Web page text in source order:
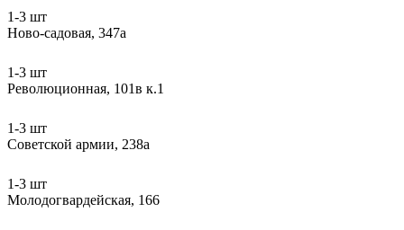
1-3 шт
Ново-садовая, 347а
1-3 шт
Революционная, 101в к.1
1-3 шт
Советской армии, 238а
1-3 шт
Молодогвардейская, 166